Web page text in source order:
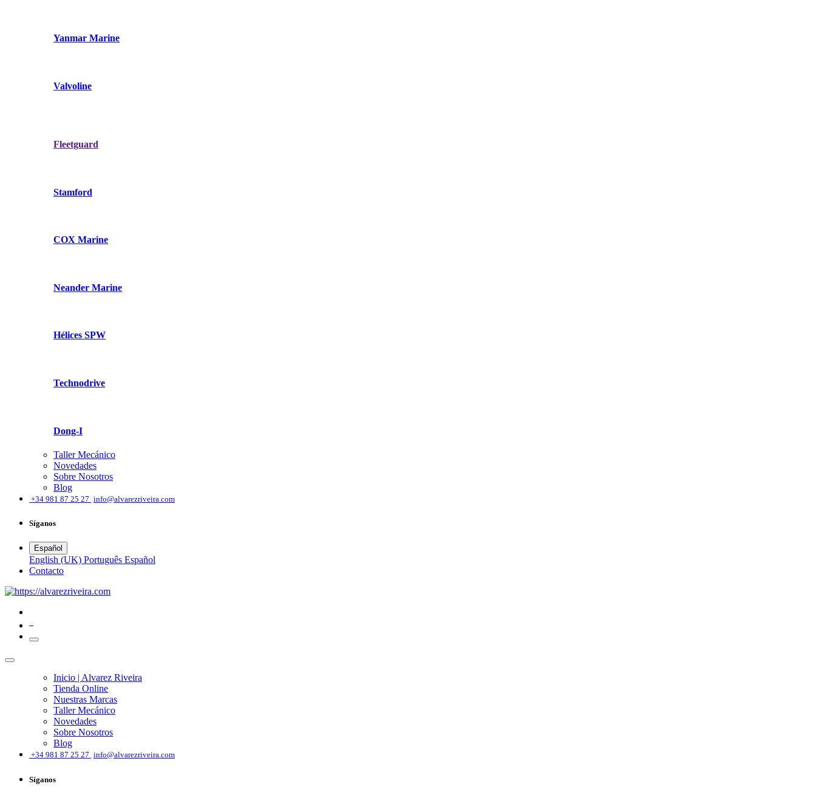
Yanmar Marine
Valvoline
Fleetguard
Stamford
COX Marine
Neander Marine
Hélices SPW
Technodrive
Dong-I
Taller Mecánico
Novedades
Sobre Nosotros
Blog
+34 981 87 25 27 info@alvarezriveira.com
Síganos
Español
English (UK) Português Español
​Contacto
Inicio | Alvarez Riveira
Tienda Online
Nuestras Marcas
Taller Mecánico
Novedades
Sobre Nosotros
Blog
+34 981 87 25 27 info@alvarezriveira.com
Síganos